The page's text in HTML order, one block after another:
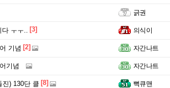
긁권
다 ㅜㅜ.. [3] 의식이
기념 [2] 자간나트
기념 자간나트
진) 130단 클 [8] 뻑큐맨